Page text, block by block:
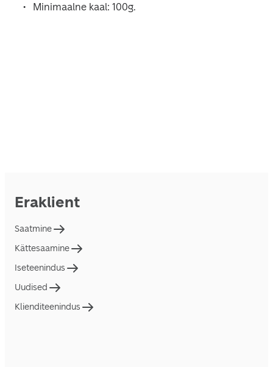
Minimaalne kaal: 100g.
Eraklient
Saatmine
Kättesaamine
Iseteenindus
Uudised
Klienditeenindus